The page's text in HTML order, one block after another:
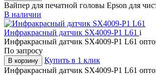
Вайпер для печатной головы Epson для
В наличии
Инфракрасный датчик SX4009-P1 L61 i
Инфракрасный датчик SX4009-P1 L61
По запросу
В корзину
Купить в 1 клик
Инфракрасный датчик SX4009-P1 L61